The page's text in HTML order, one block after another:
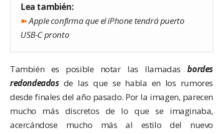
Lea también:
➽Apple confirma que el iPhone tendrá puerto
USB-C pronto
También es posible notar las llamadasbordes
redondeadosde las que se habla en los rumores
desde finales del año pasado. Por la imagen, parecen
mucho más discretos de lo que se imaginaba,
acercándose mucho más al estilo del nuevo